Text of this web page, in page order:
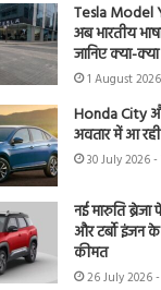
Tesla Model
अब भारतीय
जानिए क्या-
1 August
Honda City
अवतार में आ
30 July 2026
नई मारुति
और टर्बो इंजन
कीमत
26 July 2026